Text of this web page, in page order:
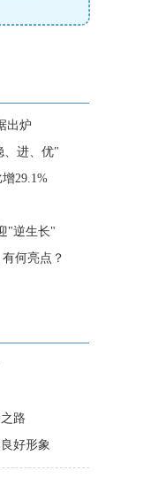
出炉
、进、优"
29.1%
"逆生长"
何亮点？
路
好形象